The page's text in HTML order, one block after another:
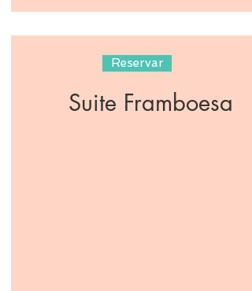
Reservar
Suite Framboesa